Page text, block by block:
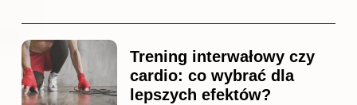
Trening interwałowy czy
cardio: co wybrać dla
lepszych efektów?